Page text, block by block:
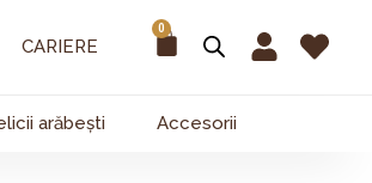
CARIERE
0
Cart
arăbești Accesorii